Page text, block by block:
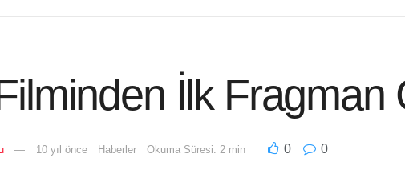
İlk Fragman
10 yıl önce Haberler Okuma Süresi: 2 min 0 0